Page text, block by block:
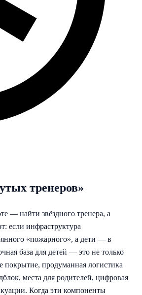
тренеров»
— найти звёздного тренера, а
если инфраструктура
«пожарного», а дети — в
база для детей — это не только
покрытие, продуманная логистика
места для родителей, цифровая
Когда эти компоненты